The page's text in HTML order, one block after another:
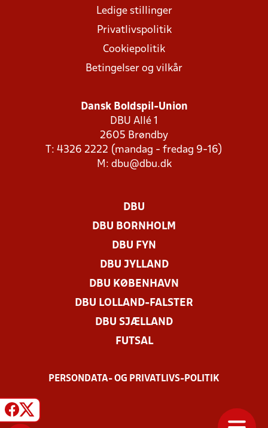
Ledige stillinger
Privatlivspolitik
Cookiepolitik
Betingelser og vilkår
Dansk Boldspil-Union
DBU Allé 1
2605 Brøndby
T: 4326 2222 (mandag - fredag 9-16)
M: dbu@dbu.dk
DBU
DBU BORNHOLM
DBU FYN
DBU JYLLAND
DBU KØBENHAVN
DBU LOLLAND-FALSTER
DBU SJÆLLAND
FUTSAL
PERSONDATA- OG PRIVATLIVS-POLITIK